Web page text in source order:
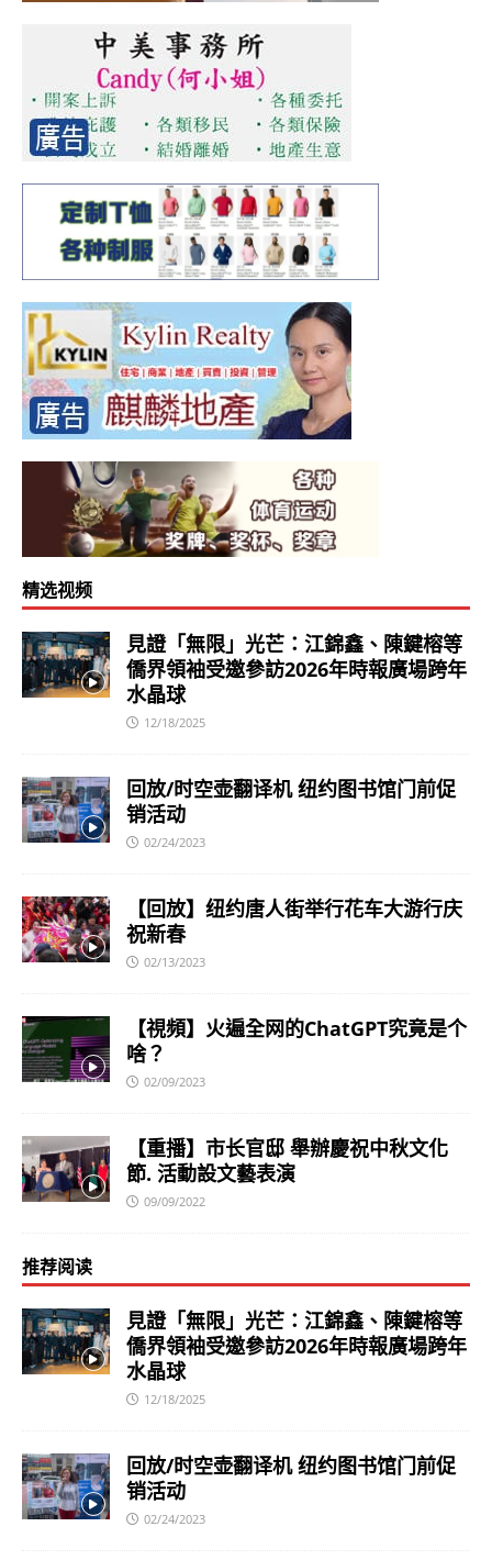
精选视频
見證「無限」光芒：江錦鑫、陳鍵榕等
僑界領袖受邀參訪2026年時報廣場跨年
水晶球
12/18/2025
回放/时空壶翻译机 纽约图书馆门前促
销活动
02/24/2023
【回放】纽约唐人街举行花车大游行庆
祝新春
02/13/2023
【視頻】火遍全网的ChatGPT究竟是个
啥？
02/09/2023
【重播】市长官邸 舉辦慶祝中秋文化
節. 活動設文藝表演
09/09/2022
推荐阅读
見證「無限」光芒：江錦鑫、陳鍵榕等
僑界領袖受邀參訪2026年時報廣場跨年
水晶球
12/18/2025
回放/时空壶翻译机 纽约图书馆门前促
销活动
02/24/2023